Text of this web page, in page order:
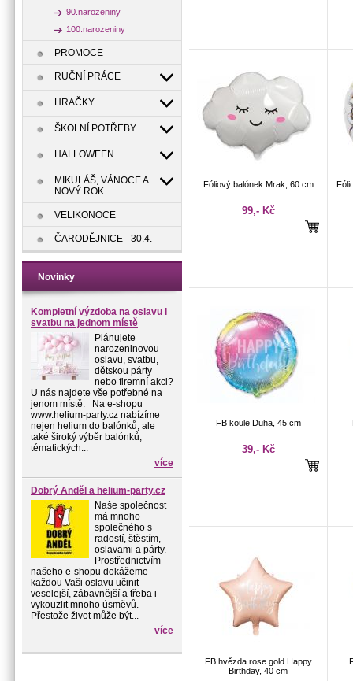
90.narozeniny
100.narozeniny
PROMOCE
RUČNÍ PRÁCE
HRAČKY
ŠKOLNÍ POTŘEBY
HALLOWEEN
MIKULÁŠ, VÁNOCE A
NOVÝ ROK
VELIKONOCE
ČARODĚJNICE - 30.4.
Novinky
Kompletní výzdoba na oslavu i
svatbu na jednom místě
Plánujete
narozeninovou
oslavu, svatbu,
dětskou párty
nebo firemní akci?
U nás najdete vše potřebné na
jenom místě. Na e-shopu
www.helium-party.cz nabízíme
nejen helium do balónků, ale
také široký výběr balónků,
tématických...
více
Dobrý Anděl a helium-party.cz
Naše společnost
má mnoho
společného s
radostí, štěstím,
oslavami a párty.
Prostřednictvím
našeho e-shopu dokážeme
každou Vaši oslavu učinit
veselejší, zábavnější a třeba i
vykouzlit mnoho úsměvů.
Přestože život může být...
více
Fóliový balónek Mrak, 60 cm
99,- Kč
FB koule Duha, 45 cm
39,- Kč
FB hvězda rose gold Happy
Birthday, 40 cm